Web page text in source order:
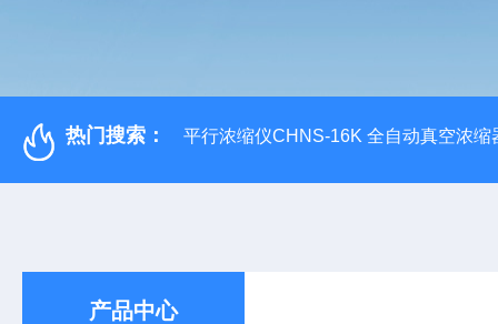
热门搜索： 平行浓缩仪CHNS-16K 全自动真空浓缩
产品中心